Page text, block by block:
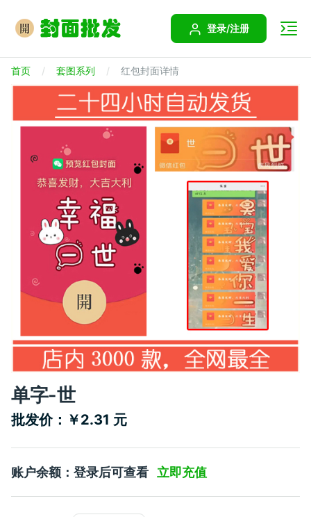
登录/注册
首页 套图系列 红包封面详情
单字-世
批发价：￥2.31 元
账户余额：登录后可查看 立即充值